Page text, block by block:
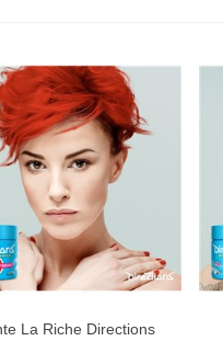
FAVORITO
La Riche Directions